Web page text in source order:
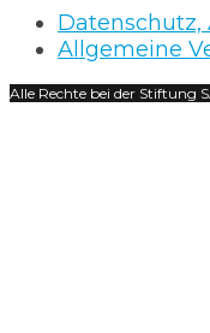
Datenschutz,
Allgemeine
Alle Rechte bei der Stiftung